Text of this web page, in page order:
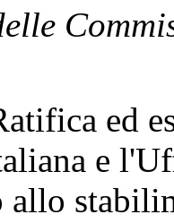
ed
e
allo